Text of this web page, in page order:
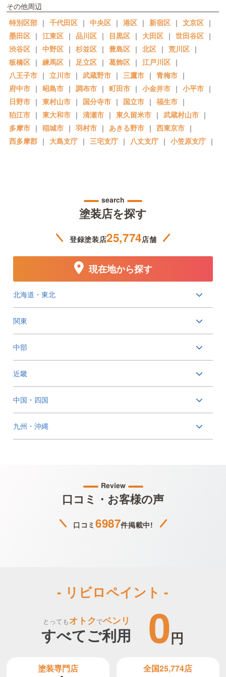
その他周辺
特別区部 ｜ 千代田区 ｜ 中央区 ｜ 港区 ｜ 新宿区 ｜ 文京区 ｜
墨田区 ｜ 江東区 ｜ 品川区 ｜ 目黒区 ｜ 大田区 ｜ 世田谷区 ｜
渋谷区 ｜ 中野区 ｜ 杉並区 ｜ 豊島区 ｜ 北区 ｜ 荒川区 ｜
板橋区 ｜ 練馬区 ｜ 足立区 ｜ 葛飾区 ｜ 江戸川区 ｜
八王子市 ｜ 立川市 ｜ 武蔵野市 ｜ 三鷹市 ｜ 青梅市 ｜
府中市 ｜ 昭島市 ｜ 調布市 ｜ 町田市 ｜ 小金井市 ｜ 小平市 ｜
日野市 ｜ 東村山市 ｜ 国分寺市 ｜ 国立市 ｜ 福生市 ｜
狛江市 ｜ 東大和市 ｜ 清瀬市 ｜ 東久留米市 ｜ 武蔵村山市 ｜
多摩市 ｜ 稲城市 ｜ 羽村市 ｜ あきる野市 ｜ 西東京市 ｜
西多摩郡 ｜ 大島支庁 ｜ 三宅支庁 ｜ 八丈支庁 ｜ 小笠原支庁 ｜
search
塗装店を探す
登録塗装店25,774店舗
北海道・東北
関東
中部
近畿
中国・四国
九州・沖縄
現在地から探す
Review
口コミ・お客様の声
口コミ 6987件掲載中!
- リビロペイント -
とってもオトクでベンリ
すべてご利用 0円
塗装専門店 全国25,774店